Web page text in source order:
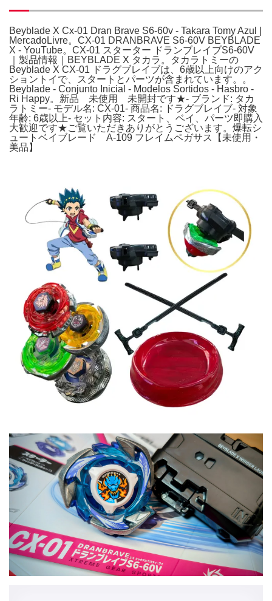
Beyblade X Cx-01 Dran Brave S6-60v - Takara Tomy Azul |
MercadoLivre。CX-01 DRANBRAVE S6-60V BEYBLADE
X - YouTube。CX-01 スターター ドランブレイブS6-60V
｜製品情報｜BEYBLADE X タカラ。タカラトミーの
Beyblade X CX-01 ドラグブレイブは、6歳以上向けのアク
ショントイで、スタートとパーツが含まれています。。
Beyblade - Conjunto Inicial - Modelos Sortidos - Hasbro -
Ri Happy。新品 未使用 未開封です★- ブランド: タカ
ラトミー- モデル名: CX-01- 商品名: ドラグブレイブ- 対象
年齢: 6歳以上- セット内容: スタート、ベイ、パーツ即購入
大歓迎です★ご覧いただきありがとうございます。爆転シ
ュートベイブレード A-109 フレイムペガサス【未使用・
美品】